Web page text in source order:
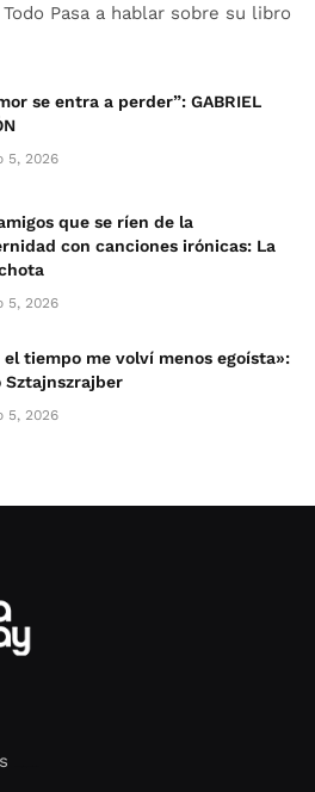
Pasa a hablar sobre su libro
se entra a perder”: GABRIEL
5, 2026
que se ríen de la
con canciones irónicas: La
5, 2026
el tiempo me volví menos egoísta»:
Sztajnszrajber
5, 2026